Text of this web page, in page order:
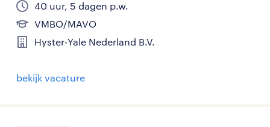
40 uur, 5 dagen p.w.
VMBO/MAVO
Hyster-Yale Nederland B.V.
bekijk vacature